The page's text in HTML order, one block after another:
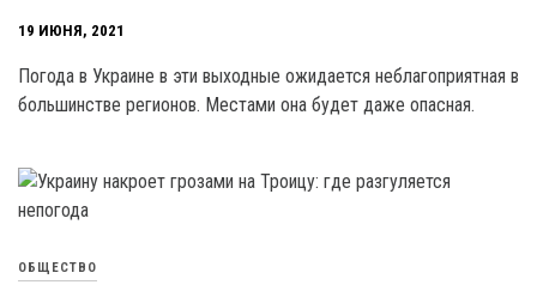
19 ИЮНЯ, 2021
Погода в Украине в эти выходные ожидается неблагоприятная в
большинстве регионов. Местами она будет даже опасная.
ОБЩЕСТВО